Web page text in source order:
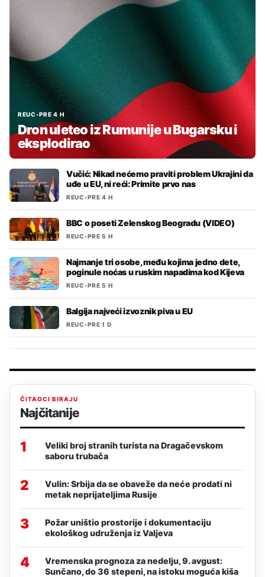
REUC•PRE 4 H
Dron uleteo iz Rumunije u Bugarsku i
eksplodirao
Vučić: Nikad nećemo praviti problem Ukrajini da
uđe u EU, ni reći: Primite prvo nas
REUC•PRE 4 H
BBC o poseti Zelenskog Beogradu (VIDEO)
REUC•PRE 5 H
Najmanje tri osobe, među kojima jedno dete,
poginule noćas u ruskim napadima kod Kijeva
REUC•PRE 5 H
Balgija najveći izvoznik piva u EU
REUC•PRE 1 D
ČITAOCI BIRAJU
Najčitanije
1
Veliki broj stranih turista na Dragačevskom
saboru trubača
2
Vulin: Srbija da se obaveže da neće prodati ni
metak neprijateljima Rusije
3
Požar uništio prostorije i dokumentaciju
ekološkog udruženja iz Valjeva
4
Vremenska prognoza za nedelju, 9. avgust:
Sunčano, do 36 stepeni, na istoku moguća kiša